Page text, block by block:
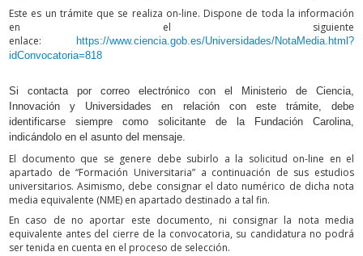
Este es un trámite que se realiza on-line. Dispone de toda la información
en el siguiente
enlace:
https://www.ciencia.gob.es/Universidades/NotaMedia.html?
idConvocatoria=818
Si contacta por correo electrónico con el Ministerio de Ciencia,
Innovación y Universidades en relación con este trámite, debe
identificarse siempre como solicitante de la Fundación Carolina,
indicándolo en el asunto del mensaje.
El documento que se genere debe subirlo a la solicitud on-line en el
apartado de “Formación Universitaria” a continuación de sus estudios
universitarios. Asimismo, debe consignar el dato numérico de dicha nota
media equivalente (NME) en apartado destinado a tal fin.
En caso de no aportar este documento, ni consignar la nota media
equivalente antes del cierre de la convocatoria, su candidatura no podrá
ser tenida en cuenta en el proceso de selección.